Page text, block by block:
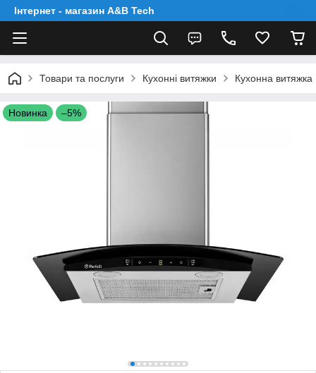
Інтернет - магазин A&B Tech
Товари та послуги Кухонні витяжки Кухонна
Новинка –5%